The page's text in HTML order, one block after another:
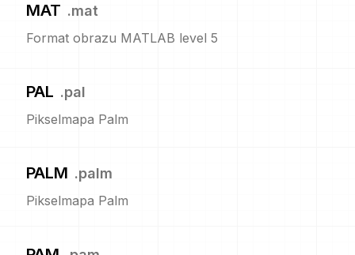
MAT .mat
Format obrazu MATLAB level 5
PAL .pal
Pikselmapa Palm
PALM .palm
Pikselmapa Palm